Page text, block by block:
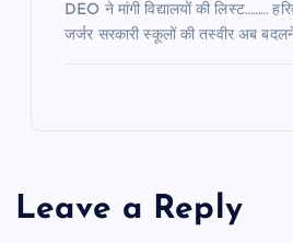
DEO ने मांगी विद्यालयों की लिस्ट………
जर्जर सरकारी स्कूलों की तस्वीर अब
Leave a Reply